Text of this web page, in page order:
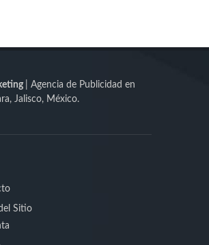
| Agencia de Publicidad en
Jalisco, México.
Sitio